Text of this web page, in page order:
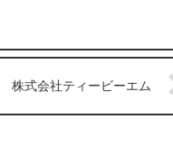
株式会社ティービーエム